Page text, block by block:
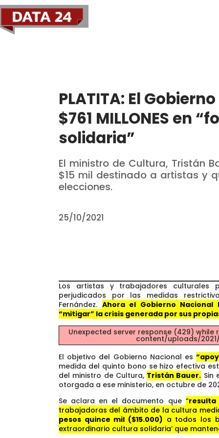
PLATITA: El
$761 MILLONES en
solidaria”
El ministro de Cultura, Tristán
$15 mil destinado a artistas y
elecciones.
25/10/2021
Los artistas y trabajadores culturales
perjudicados por las medidas
Fernández. Ahora el Gobierno
“mitigar” la crisis generada por sus
Unexpected server response (429)
content/uploads/
El objetivo del Gobierno Nacional es
medida del quinto bono se hizo efectiva
del ministro de Cultura, Tristán Bauer. Sin
otorgada a ese ministerio, en octubre de
Se aclara en el documento que “
trabajadoras del ámbito de la cultura
pesos quince mil ($15.000) a todos los
extraordinario cultura solidaria’ que